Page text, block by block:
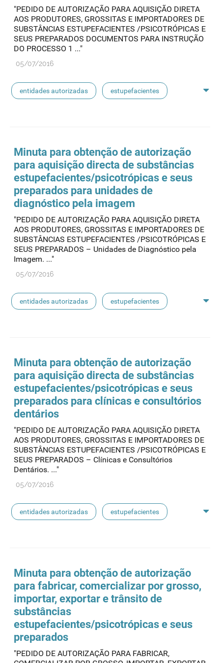
"PEDIDO DE AUTORIZAÇÃO PARA AQUISIÇÃO DIRETA
AOS PRODUTORES, GROSSITAS E IMPORTADORES DE
SUBSTÂNCIAS ESTUPEFACIENTES /PSICOTRÓPICAS E
SEUS PREPARADOS DOCUMENTOS PARA INSTRUÇÃO
DO PROCESSO 1 ..."
05/07/2016
entidades autorizadas estupefacientes
substâncias psicoativas
Minuta para obtenção de autorização
para aquisição directa de substâncias
estupefacientes/psicotrópicas e seus
preparados para unidades de
diagnóstico pela imagem
"PEDIDO DE AUTORIZAÇÃO PARA AQUISIÇÃO DIRETA
AOS PRODUTORES, GROSSITAS E IMPORTADORES DE
SUBSTÂNCIAS ESTUPEFACIENTES /PSICOTRÓPICAS E
SEUS PREPARADOS – Unidades de Diagnóstico pela
Imagem. ..."
05/07/2016
entidades autorizadas estupefacientes
substâncias controladas substâncias psicoativas
Minuta para obtenção de autorização
para aquisição directa de substâncias
estupefacientes/psicotrópicas e seus
preparados para clínicas e consultórios
dentários
"PEDIDO DE AUTORIZAÇÃO PARA AQUISIÇÃO DIRETA
AOS PRODUTORES, GROSSITAS E IMPORTADORES DE
SUBSTÂNCIAS ESTUPEFACIENTES /PSICOTRÓPICAS E
SEUS PREPARADOS – Clínicas e Consultórios
Dentários. ..."
05/07/2016
entidades autorizadas estupefacientes
substâncias controladas substâncias psicoativas
Minuta para obtenção de autorização
para fabricar, comercializar por grosso,
importar, exportar e trânsito de
substâncias
estupefacientes/psicotrópicas e seus
preparados
"PEDIDO DE AUTORIZAÇÃO PARA FABRICAR,